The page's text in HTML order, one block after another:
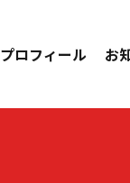
プロフィール お